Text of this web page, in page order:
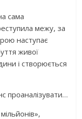
сама
межу, за
наступає
живої
і створюється
проаналізувати…